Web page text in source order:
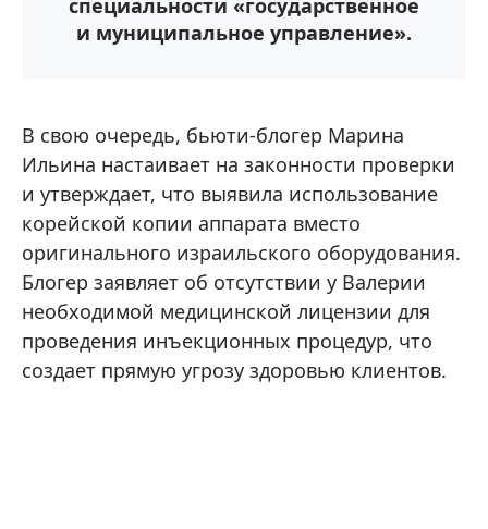
специальности «государственное
и муниципальное управление».
В свою очередь, бьюти-блогер Марина
Ильина настаивает на законности проверки
и утверждает, что выявила использование
корейской копии аппарата вместо
оригинального израильского оборудования.
Блогер заявляет об отсутствии у Валерии
необходимой медицинской лицензии для
проведения инъекционных процедур, что
создает прямую угрозу здоровью клиентов.